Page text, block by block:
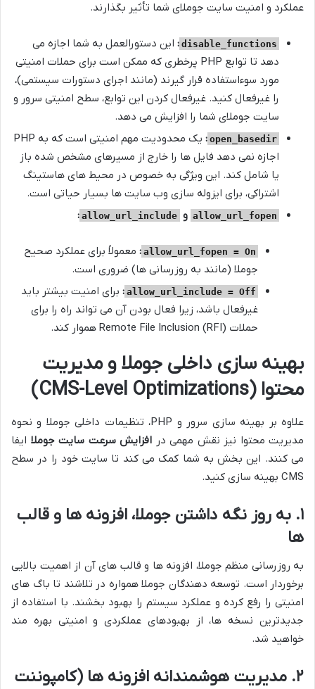
عملکرد و امنیت سایت جوملای شما تأثیر بگذارند.
disable_functions
: این دستورالعمل به شما اجازه می
دهد تا توابع PHP پرخطری که ممکن است برای حملات امنیتی
مورد سوءاستفاده قرار گیرند (مانند اجرای دستورات سیستمی)،
را غیرفعال کنید. غیرفعال کردن این توابع، سطح امنیتی سرور و
سایت جوملای شما را افزایش می دهد.
open_basedir
:
یک محدودیت مهم امنیتی است که به PHP
اجازه نمی دهد فایل ها را خارج از مسیرهای مشخص شده باز
یا شامل کند. این ویژگی به خصوص در محیط های هاستینگ
اشتراکی، برای ایزوله سازی وب سایت ها بسیار حیاتی است.
allow_url_fopen و allow_url_include
:
allow_url_fopen = On
: معمولاً برای عملکرد صحیح
جوملا (مانند به روزرسانی ها) ضروری است.
allow_url_include = Off
: برای امنیت بیشتر باید
غیرفعال باشد، زیرا فعال بودن آن می تواند راه را برای
حملات Remote File Inclusion (RFI) هموار کند.
بهینه سازی داخلی جوملا و مدیریت
محتوا (CMS-Level Optimizations)
علاوه بر بهینه سازی سرور و PHP، تنظیمات داخلی جوملا و نحوه
مدیریت محتوا نیز نقش مهمی در افزایش سرعت سایت جوملا ایفا
می کنند. این بخش به شما کمک می کند تا سایت خود را در سطح
CMS بهینه سازی کنید.
۱. به روز نگه داشتن جوملا، افزونه ها و قالب
ها
به روزرسانی منظم جوملا، افزونه ها و قالب های آن از اهمیت بالایی
برخوردار است. توسعه دهندگان جوملا همواره در تلاشند تا باگ های
امنیتی را رفع کرده و عملکرد سیستم را بهبود بخشند. با استفاده از
جدیدترین نسخه ها، از بهبودهای عملکردی و امنیتی بهره مند
خواهید شد.
۲. مدیریت هوشمندانه افزونه ها (کامپوننت